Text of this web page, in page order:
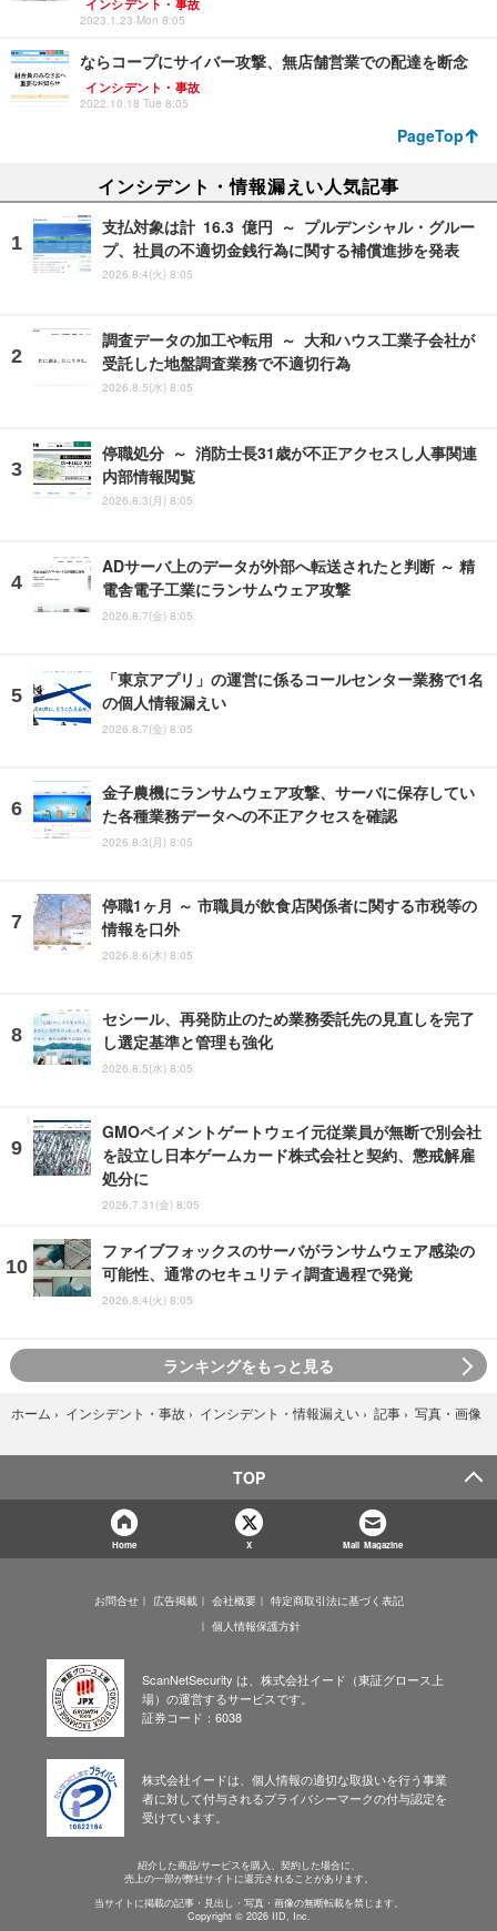
インシデント・事故
2023.1.23 Mon 8:05
ならコープにサイバー攻撃、無店舗営業での配達を断念
インシデント・事故
2022.10.18 Tue 8:05
PageTop
インシデント・情報漏えい人気記事
支払対象は計 16.3 億円 ～ プルデンシャル・グルー
プ、社員の不適切金銭行為に関する補償進捗を発表
2026.8.4(火) 8:05
調査データの加工や転用 ～ 大和ハウス工業子会社が
受託した地盤調査業務で不適切行為
2026.8.5(水) 8:05
停職処分 ～ 消防士長31歳が不正アクセスし人事関連
内部情報閲覧
2026.8.3(月) 8:05
ADサーバ上のデータが外部へ転送されたと判断 ～ 精
電舎電子工業にランサムウェア攻撃
2026.8.7(金) 8:05
「東京アプリ」の運営に係るコールセンター業務で1名
の個人情報漏えい
2026.8.7(金) 8:05
金子農機にランサムウェア攻撃、サーバに保存してい
た各種業務データへの不正アクセスを確認
2026.8.3(月) 8:05
停職1ヶ月 ～ 市職員が飲食店関係者に関する市税等の
情報を口外
2026.8.6(木) 8:05
セシール、再発防止のため業務委託先の見直しを完了
し選定基準と管理も強化
2026.8.5(水) 8:05
GMOペイメントゲートウェイ元従業員が無断で別会社
を設立し日本ゲームカード株式会社と契約、懲戒解雇
処分に
2026.7.31(金) 8:05
ファイブフォックスのサーバがランサムウェア感染の
可能性、通常のセキュリティ調査過程で発覚
2026.8.4(火) 8:05
ランキングをもっと見る
ホーム › インシデント・事故 › インシデント・情報漏えい › 記事 › 写真・画像
TOP
Home X Mail Magazine
お問合せ 広告掲載 会社概要
特定商取引法に基づく表記
個人情報保護方針
ScanNetSecurity は、株式会社イード（東証グロース上
場）の運営するサービスです。
証券コード：6038
株式会社イードは、個人情報の適切な取扱いを行う事業
者に対して付与されるプライバシーマークの付与認定を
受けています。
紹介した商品/サービスを購入、契約した場合に、
売上の一部が弊社サイトに還元されることがあります。
当サイトに掲載の記事・見出し・写真・画像の無断転載を禁じます。
Copyright © 2026 IID, Inc.